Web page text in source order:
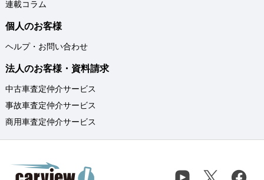
連載コラム
個人のお客様
ヘルプ・お問い合わせ
法人のお客様・資料請求
中古車査定仲介サービス
事故車査定仲介サービス
商用車査定仲介サービス